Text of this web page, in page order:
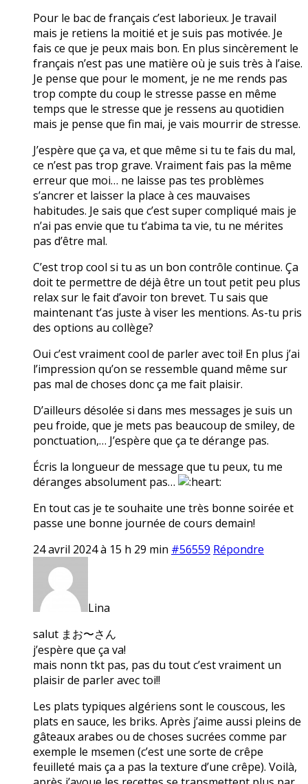
Pour le bac de français c’est laborieux. Je travail
mais je retiens la moitié et je suis pas motivée. Je
fais ce que je peux mais bon. En plus sincèrement le
français n’est pas une matière où je suis très à l’aise.
Je pense que pour le moment, je ne me rends pas
trop compte du coup le stresse passe en même
temps que le stresse que je ressens au quotidien
mais je pense que fin mai, je vais mourrir de stresse.
J’espère que ça va, et que même si tu te fais du mal,
ce n’est pas trop grave. Vraiment fais pas la même
erreur que moi… ne laisse pas tes problèmes
s’ancrer et laisser la place à ces mauvaises
habitudes. Je sais que c’est super compliqué mais je
n’ai pas envie que tu t’abima ta vie, tu ne mérites
pas d’être mal.
C’est trop cool si tu as un bon contrôle continue. Ça
doit te permettre de déjà être un tout petit peu plus
relax sur le fait d’avoir ton brevet. Tu sais que
maintenant t’as juste à viser les mentions. As-tu pris
des options au collège?
Oui c’est vraiment cool de parler avec toi! En plus j’ai
l’impression qu’on se ressemble quand même sur
pas mal de choses donc ça me fait plaisir.
D’ailleurs désolée si dans mes messages je suis un
peu froide, que je mets pas beaucoup de smiley, de
ponctuation,… J’espère que ça te dérange pas.
Écris la longueur de message que tu peux, tu me
déranges absolument pas…
En tout cas je te souhaite une très bonne soirée et
passe une bonne journée de cours demain!
24 avril 2024 à 15 h 29 min #56559 Répondre
Lina
salut まお〜さん
j’espère que ça va!
mais nonn tkt pas, pas du tout c’est vraiment un
plaisir de parler avec toi!!
Les plats typiques algériens sont le couscous, les
plats en sauce, les briks. Après j’aime aussi pleins de
gâteaux arabes ou de choses sucrées comme par
exemple le msemen (c’est une sorte de crêpe
feuilleté mais ça a pas la texture d’une crêpe). Voilà,